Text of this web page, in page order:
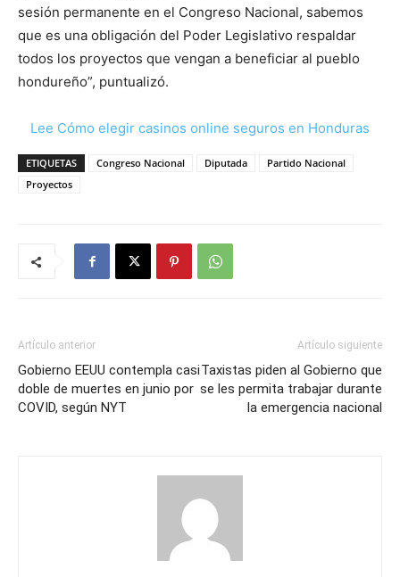
sesión permanente en el Congreso Nacional, sabemos
que es una obligación del Poder Legislativo respaldar
todos los proyectos que vengan a beneficiar al pueblo
hondureño”, puntualizó.
Lee Cómo elegir casinos online seguros en Honduras
ETIQUETAS Congreso Nacional Diputada
Partido Nacional
Proyectos
Artículo anterior
Gobierno EEUU contempla casi
doble de muertes en junio por
COVID, según NYT
Artículo siguiente
Taxistas piden al Gobierno que
se les permita trabajar durante
la emergencia nacional